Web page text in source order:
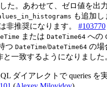
た。あわせて、ゼロ値を出
も追加し
非推奨になります。 #103770
または DateTime64 への
つ DateTime/DateTime64 の場
と一致するようになりました
ダイアレクトで queries を